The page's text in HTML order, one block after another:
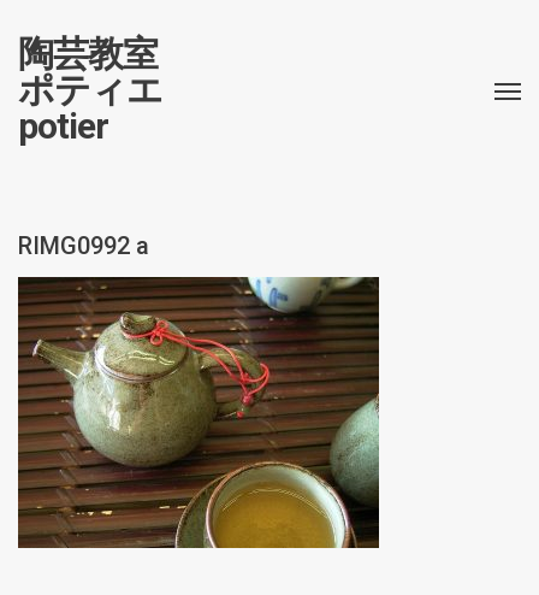
陶芸教室
ポティエ
potier
RIMG0992 a